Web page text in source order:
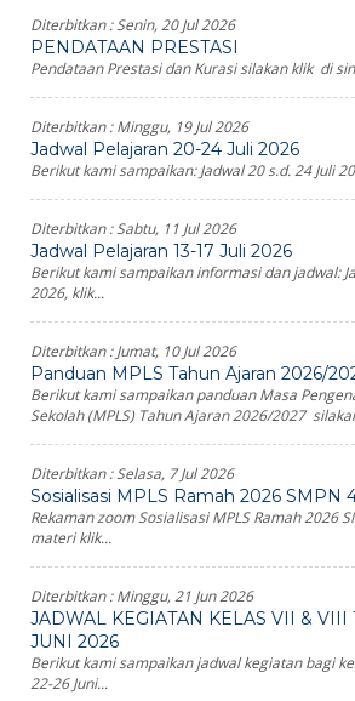
Diterbitkan :Senin, 20 Jul 2026
PENDATAAN PRESTASI
Pendataan Prestasi dan Kurasi silakan klik di
Diterbitkan :Minggu, 19 Jul 2026
Jadwal Pelajaran 20-24 Juli 2026
Berikut kami sampaikan: Jadwal 20 s.d. 24 Juli
Diterbitkan :Sabtu, 11 Jul 2026
Jadwal Pelajaran 13-17 Juli 2026
Berikut kami sampaikan informasi dan jadwal:
2026, klik...
Diterbitkan :Jumat, 10 Jul 2026
Panduan MPLS Tahun Ajaran 2026/
Berikut kami sampaikan panduan Masa
Sekolah (MPLS) Tahun Ajaran 2026/2027
Diterbitkan :Selasa, 7 Jul 2026
Sosialisasi MPLS Ramah 2026 SMPN
Rekaman zoom Sosialisasi MPLS Ramah 2026
materi klik...
Diterbitkan :Minggu, 21 Jun 2026
JADWAL KEGIATAN KELAS VII & VIII
JUNI 2026
Berikut kami sampaikan jadwal kegiatan bagi
22-26 Juni...